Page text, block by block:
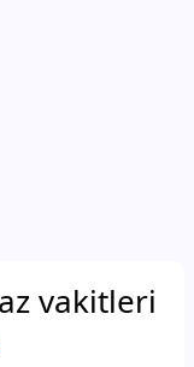
vakitleri